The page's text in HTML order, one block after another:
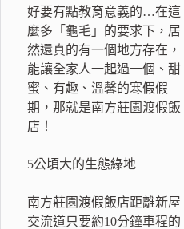
好要有點教育意義的…在這
麼多「龜毛」的要求下，居
然還真的有一個地方存在，
能讓全家人一起過一個、甜
蜜、有趣、溫馨的寒假假
期，那就是南方莊園渡假飯
店！
5公頃大的生態綠地
南方莊園渡假飯店距離新屋
交流道只要約10分鐘車程的